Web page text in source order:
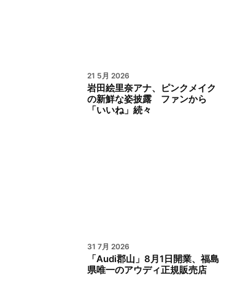
21 5月 2026
岩田絵里奈アナ、ピンクメイク
の新鮮な姿披露 ファンから
「いいね」続々
31 7月 2026
「Audi郡山」8月1日開業、福島
県唯一のアウディ正規販売店